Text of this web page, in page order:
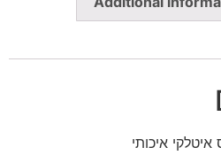
איטלקי איכותי